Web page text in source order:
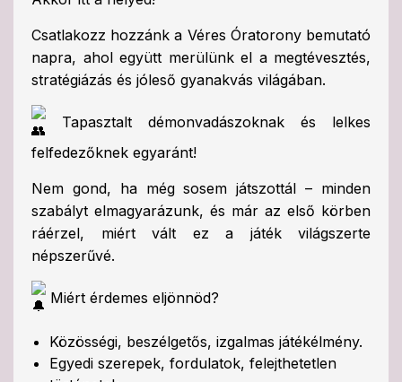
Csatlakozz hozzánk a Véres Óratorony bemutató
napra, ahol együtt merülünk el a megtévesztés,
stratégiázás és jóleső gyanakvás világában.
Tapasztalt démonvadászoknak és lelkes
felfedezőknek egyaránt!
Nem gond, ha még sosem játszottál – minden
szabályt elmagyarázunk, és már az első körben
ráérzel, miért vált ez a játék világszerte
népszerűvé.
Miért érdemes eljönnöd?
Közösségi, beszélgetős, izgalmas játékélmény.
Egyedi szerepek, fordulatok, felejthetetlen